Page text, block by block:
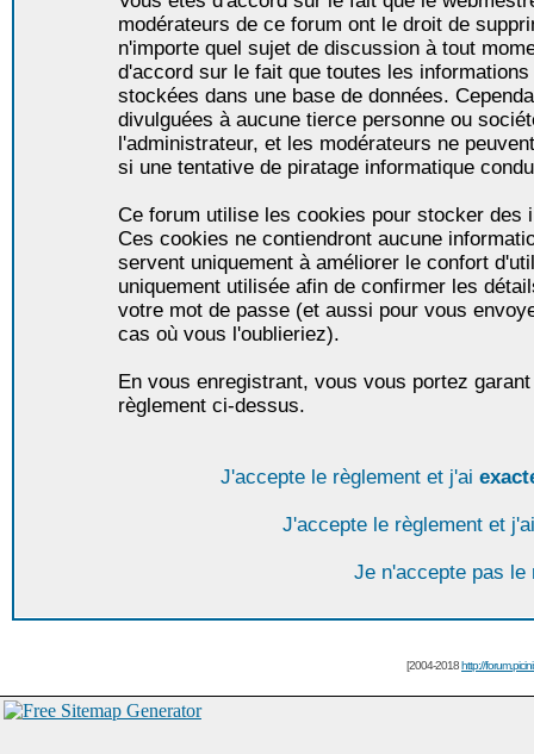
modérateurs de ce forum ont le droit de
n'importe quel sujet de discussion à tout
d'accord sur le fait que toutes les
stockées dans une base de données.
divulguées à aucune tierce personne ou
l'administrateur, et les modérateurs ne
si une tentative de piratage informatique
Ce forum utilise les cookies pour stocker des
Ces cookies ne contiendront aucune
servent uniquement à améliorer le confort
uniquement utilisée afin de confirmer les
votre mot de passe (et aussi pour vous
cas où vous l'oublieriez).
En vous enregistrant, vous vous portez
règlement ci-dessus.
J'accepte le règlement et j'ai
J'accepte le règlement et
Je n'accepte pas le
[2004-2018http://